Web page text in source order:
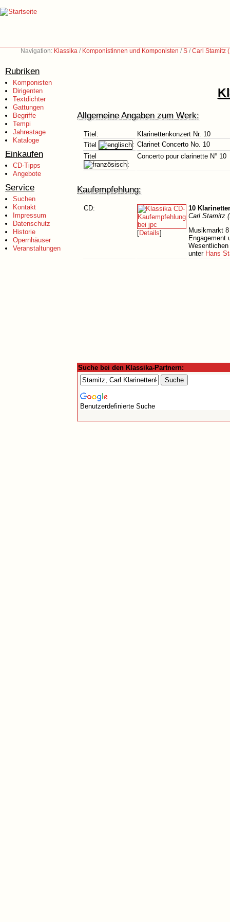
Navigation: Klassika / Komponistinnen und Komponisten /S /Carl Stamitz
Rubriken
Komponisten
Dirigenten
Textdichter
Gattungen
Begriffe
Tempi
Jahrestage
Kataloge
Einkaufen
CD-Tipps
Angebote
Service
Suchen
Kontakt
Impressum
Datenschutz
Historie
Opernhäuser
Veranstaltungen
Allgemeine Angaben zum Werk:
Titel:
Klarinettenkonzert Nr. 10
Titel
: Clarinet Concerto No. 10
Titel
:
Concerto pour clarinette N° 10
Kaufempfehlung:
CD:
[Details]
10
Carl Stamitz
Musikmarkt
Engagement
unter Hans
Suche bei den Klassika-Partnern:
Benutzerdefinierte Suche